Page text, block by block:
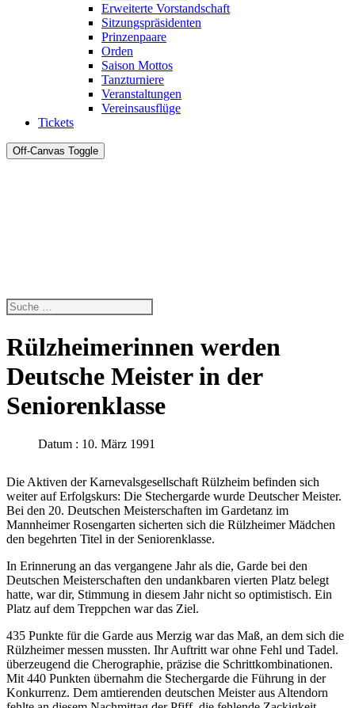
Erweiterte Vorstandschaft
Sitzungspräsidenten
Prinzenpaare
Orden
Saison Mottos
Tanzturniere
Veranstaltungen
Vereinsausflüge
Tickets
Off-Canvas Toggle
Rülzheimerinnen werden
Deutsche Meister in der
Seniorenklasse
Datum : 10. März 1991
Die Aktiven der Karnevalsgesellschaft Rülzheim befinden sich
weiter auf Erfolgskurs: Die Stechergarde wurde Deutscher Meister.
Bei den 20. Deutschen Meisterschaften im Gardetanz im
Mannheimer Rosengarten sicherten sich die Rülzheimer Mädchen
den begehrten Titel in der Seniorenklasse.
In Erinnerung an das vergangene Jahr als die, Garde bei den
Deutschen Meisterschaften den undankbaren vierten Platz belegt
hatte, war dir, Stimmung in diesem Jahr nicht so optimistisch. Ein
Platz auf dem Treppchen war das Ziel.
435 Punkte für die Garde aus Merzig war das Maß, an dem sich die
Rülzheimer messen mussten. Ihr Auftritt war ohne Fehl und Tadel.
überzeugend die Cherographie, präzise die Schrittkombinationen.
Mit 440 Punkten übernahm die Stechergarde die Führung in der
Konkurrenz. Dem amtierenden deutschen Meister aus Altendorn